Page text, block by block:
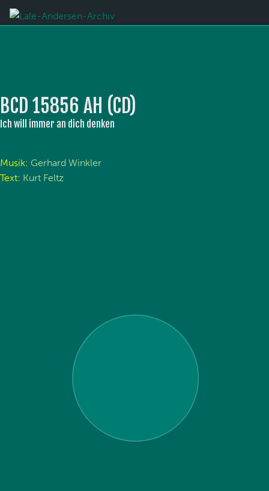
BCD 15856 AH (CD)
Ich will immer an dich denken
Musik: Gerhard Winkler
Text: Kurt Feltz